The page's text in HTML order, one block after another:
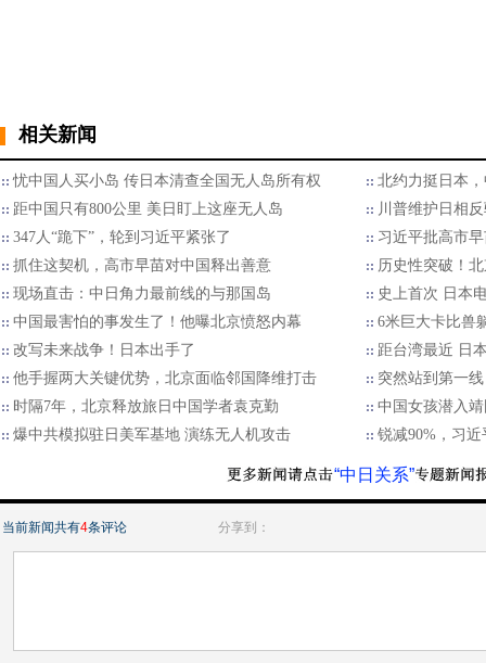
相关新闻
忧中国人买小岛 传日本清查全国无人岛所有权
北约力挺日本
距中国只有800公里 美日盯上这座无人岛
川普维护日相
347人“跪下”，轮到习近平紧张了
习近平批高市
抓住这契机，高市早苗对中国释出善意
历史性突破！
现场直击：中日角力最前线的与那国岛
史上首次 日本
中国最害怕的事发生了！他曝北京愤怒内幕
6米巨大卡比兽
改写未来战争！日本出手了
距台湾最近 日
他手握两大关键优势，北京面临邻国降维打击
突然站到第一
时隔7年，北京释放旅日中国学者袁克勤
中国女孩潜入
爆中共模拟驻日美军基地 演练无人机攻击
锐减90%，习
“中日关系”
当前新闻共有4条评论 分享到：